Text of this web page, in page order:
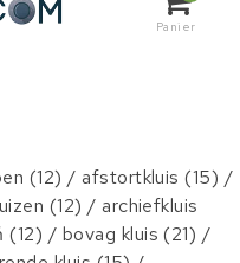
Panier
(12) /afstortkluis(15) /
(12) /archiefkluis
(12) / bovag kluis(21) /